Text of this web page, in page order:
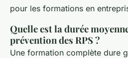
pour les formations en
Quelle est la durée
prévention des RPS ?
Une formation complète dure